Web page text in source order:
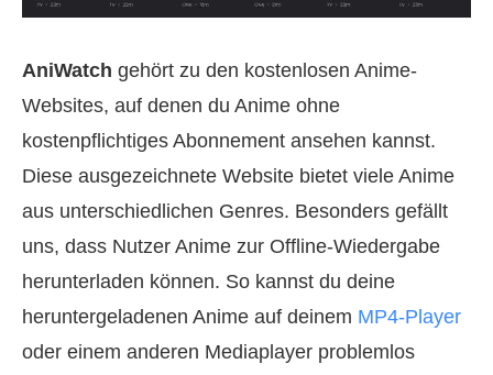
AniWatch gehört zu den kostenlosen Anime-
Websites, auf denen du Anime ohne
kostenpflichtiges Abonnement ansehen kannst.
Diese ausgezeichnete Website bietet viele Anime
aus unterschiedlichen Genres. Besonders gefällt
uns, dass Nutzer Anime zur Offline-Wiedergabe
herunterladen können. So kannst du deine
heruntergeladenen Anime auf deinem MP4-Player
oder einem anderen Mediaplayer problemlos